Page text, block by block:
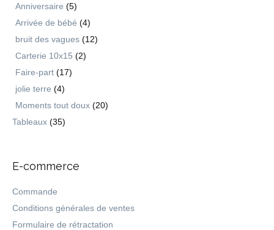
Anniversaire (5)
Arrivée de bébé (4)
bruit des vagues (12)
Carterie 10x15 (2)
Faire-part (17)
jolie terre (4)
Moments tout doux (20)
Tableaux (35)
E-commerce
Commande
Conditions générales de ventes
Formulaire de rétractation